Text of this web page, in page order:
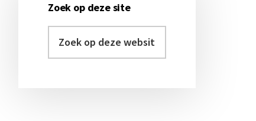
Primaire
Sidebar
Zoek op deze site